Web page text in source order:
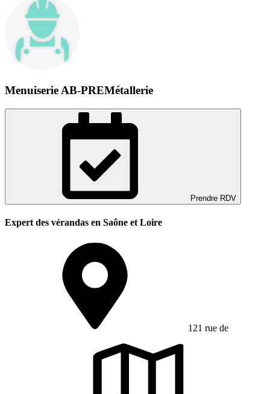
Menuiserie AB-PREMétallerie
Prendre RDV
Expert des vérandas en Saône et Loire
121 rue de